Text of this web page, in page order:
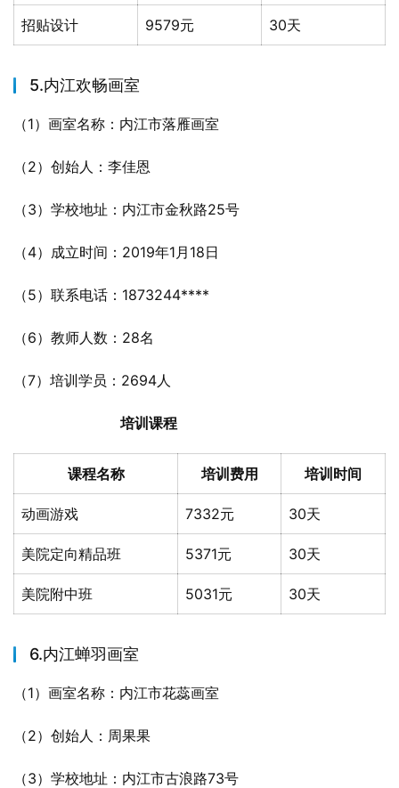
招贴设计 9579元 30天
5.内江欢畅画室
（1）画室名称：内江市落雁画室
（2）创始人：李佳恩
（3）学校地址：内江市金秋路25号
（4）成立时间：2019年1月18日
（5）联系电话：1873244****
（6）教师人数：28名
（7）培训学员：2694人
培训课程
课程名称 培训费用 培训时间
动画游戏 7332元 30天
美院定向精品班 5371元 30天
美院附中班 5031元 30天
6.内江蝉羽画室
（1）画室名称：内江市花蕊画室
（2）创始人：周果果
（3）学校地址：内江市古浪路73号